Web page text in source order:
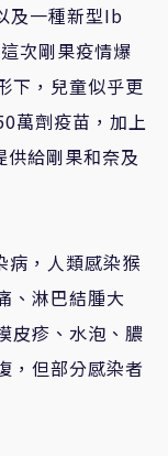
及一種新型Ib
次剛果疫情爆
下，兒童似乎更
萬劑疫苗，加上
給剛果和奈及
病，人類感染猴
、淋巴結腫大
皮疹、水泡、膿
，但部分感染者